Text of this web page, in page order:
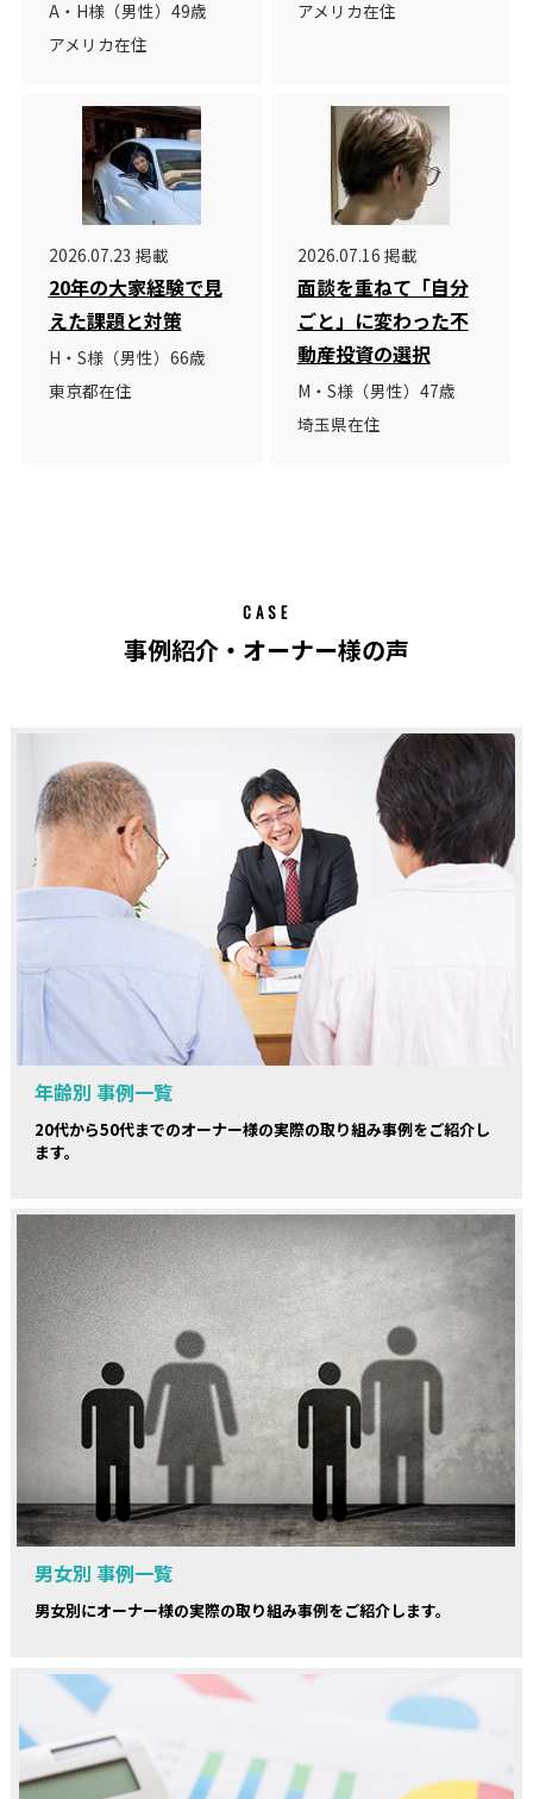
A・H様（男性）49歳
アメリカ在住
アメリカ在住
2026.07.23 掲載
20年の大家経験で見
えた課題と対策
H・S様（男性）66歳
東京都在住
2026.07.16 掲載
面談を重ねて「自分
ごと」に変わった不
動産投資の選択
M・S様（男性）47歳
埼玉県在住
CASE
事例紹介・オーナー様の声
年齢別 事例一覧
20代から50代までのオーナー様の実際の取り組み事例をご紹介し
ます。
男女別 事例一覧
男女別にオーナー様の実際の取り組み事例をご紹介します。